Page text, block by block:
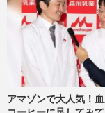
アマゾンで大人気！